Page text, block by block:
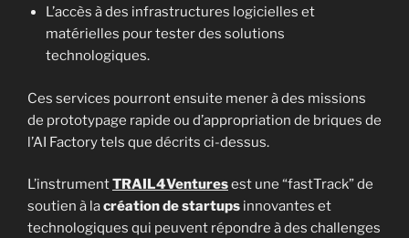
L’accès à des infrastructures logicielles et
matérielles pour tester des solutions
technologiques.
Ces services pourront ensuite mener à des missions
de prototypage rapide ou d’appropriation de briques de
l’AI Factory tels que décrits ci-dessus.
L’instrumentTRAIL4Venturesest une “fastTrack” de
soutien à lacréation de startups innovantes et
technologiques qui peuvent répondre à des challenges